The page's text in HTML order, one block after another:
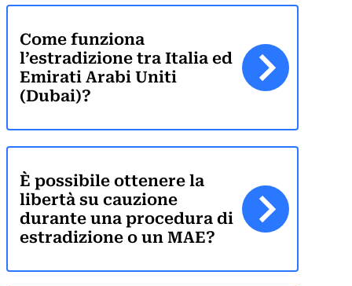
Diffusione Interpol
Protezione dall’estradizione
Estradizione dall’Italia
Estradizione tra Italia e
Estradizione tra
Estradizione tra Italia e
Avvocati per crimini dei
Avvocato presso la Corte
Crimini economici e
Prevenzione del riciclaggio
Aziende e manager
Come funziona
l’estradizione tra Italia ed
Emirati Arabi Uniti
(Dubai)?
È possibile ottenere la
libertà su cauzione
durante una procedura di
estradizione o un MAE?